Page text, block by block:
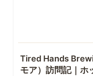
Tired Hands
モア）訪問記｜ホ